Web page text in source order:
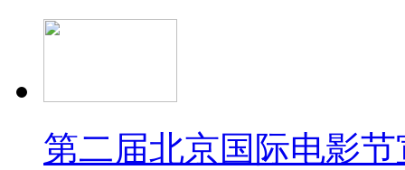
第二届北京国际电影